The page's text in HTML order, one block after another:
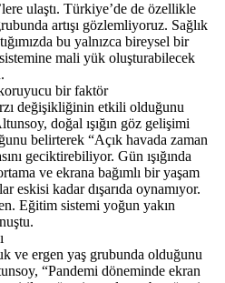
ulaştı. Türkiye’de de özellikle
artışı gözlemliyoruz. Sağlık
bu yalnızca bireysel bir
mali yük oluşturabilecek
bir faktör
değişikliğinin etkili olduğunu
doğal ışığın göz gelişimi
belirterek “Açık havada zaman
geciktirebiliyor. Gün ışığında
ve ekrana bağımlı bir yaşam
eskisi kadar dışarıda oynamıyor.
Eğitim sistemi yoğun yakın
ve ergen yaş grubunda olduğunu
“Pandemi döneminde ekran